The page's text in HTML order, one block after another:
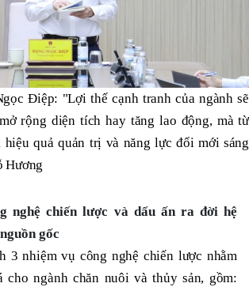
Điệp: "Lợi thế cạnh tranh của ngành sẽ
rộng diện tích hay tăng lao động, mà từ
hiệu quả quản trị và năng lực đổi mới sáng
Hương
nghệ chiến lược và dấu ấn ra đời hệ
gốc
3 nhiệm vụ công nghệ chiến lược nhằm
cho ngành chăn nuôi và thủy sản, gồm: